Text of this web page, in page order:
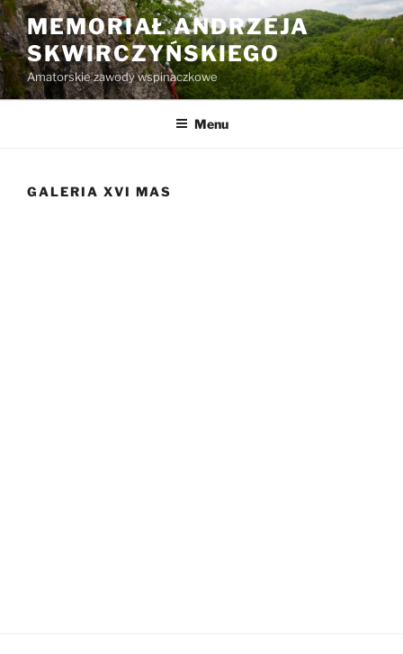
Przejdź
do
treści
MEMORIAŁ ANDRZEJA
SKWIRCZYŃSKIEGO
Amatorskie zawody wspinaczkowe
Menu
GALERIA XVI MAS